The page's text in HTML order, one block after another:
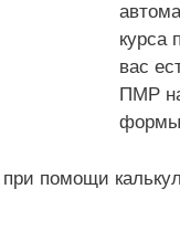
курса
вас
ПМР
формы
помощи